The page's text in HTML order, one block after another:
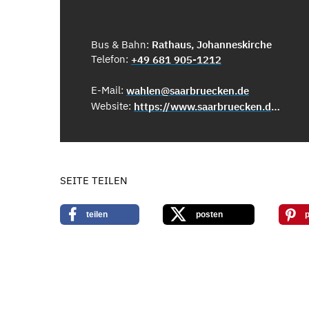
Bus & Bahn: Rathaus, Johanneskirche
Telefon: +49 681 905-1212
E-Mail: wahlen@saarbruecken.de
Website:
https://www.saarbruecken.de/wahlen
SEITE TEILEN
teilen posten